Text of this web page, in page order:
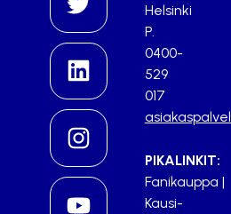
Helsinki
P.
0400-
529
017
PIKALINKIT:
Fanikauppa |
Kausi-